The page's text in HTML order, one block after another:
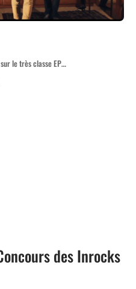
le très classe EP…
des Inrocks